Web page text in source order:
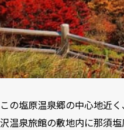
この塩原温泉郷の中心地近
沢温泉旅館の敷地内に那須